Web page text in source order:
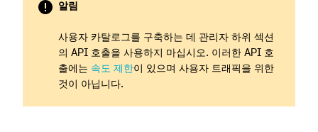
알림
사용자 카탈로그를 구축하는 데 관리자 하위 섹션
의 API 호출을 사용하지 마십시오. 이러한 API 호
출에는 속도 제한이 있으며 사용자 트래픽을 위한
것이 아닙니다.